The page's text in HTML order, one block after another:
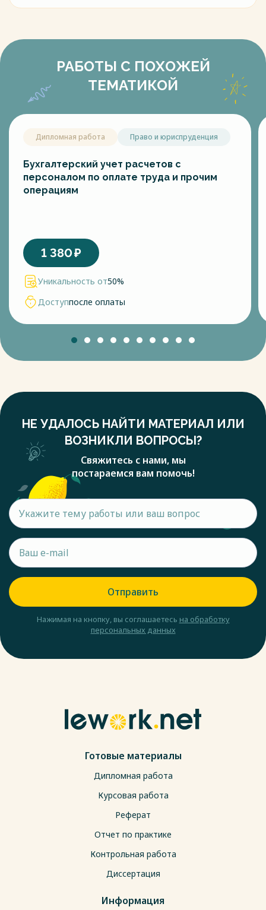
РАБОТЫ С ПОХОЖЕЙ
ТЕМАТИКОЙ
Дипломная работа Право и юриспруденция
Бухгалтерский учет расчетов с
персоналом по оплате труда и прочим
операциям
1 380₽
Уникальность от50%
Доступпосле оплаты
НЕ УДАЛОСЬ НАЙТИ МАТЕРИАЛ ИЛИ
ВОЗНИКЛИ ВОПРОСЫ?
Свяжитесь с нами, мы
постараемся вам помочь!
Отправить
Нажимая на кнопку, вы соглашаетесь на обработку
персональных данных
Готовые материалы
Дипломная работа
Курсовая работа
Реферат
Отчет по практике
Контрольная работа
Диссертация
Информация